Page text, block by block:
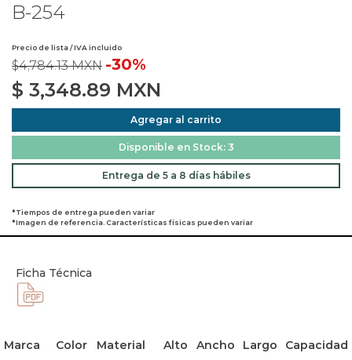
B-254
Precio de lista / IVA incluido
$4,784.13 MXN -30%
$ 3,348.89 MXN
Agregar al carrito
Disponible en Stock: 3
Entrega de 5 a 8 días hábiles
*Tiempos de entrega pueden variar
*Imagen de referencia. Características físicas pueden variar
Ficha Técnica
Marca Color Material Alto Ancho Largo
Capacidad